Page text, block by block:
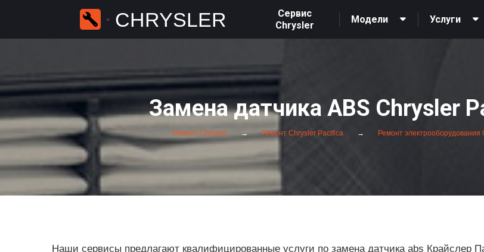
CHRYSLER
Сервис
Chrysler
Модели Услуги
Замена датчика ABS Chrysler
Ремонт Chrysler Ремонт Chrysler Pacifica Ремонт электрооборудования
Наши сервисы предлагают квалифицированные услуги по замена датчика abs Крайслер